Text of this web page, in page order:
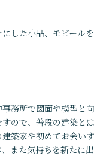
よくあるご質問
した小品、モビール
務所で図面や模型と
ので、普段の建築と
築家や初めてお会い
また気持ちを新たに